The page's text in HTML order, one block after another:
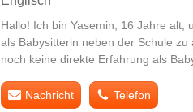
Hallo! Ich bin Yasemin, 16 Jahre alt,
als Babysitterin neben der Schule zu
noch keine direkte Erfahrung als
Nachricht Telefon